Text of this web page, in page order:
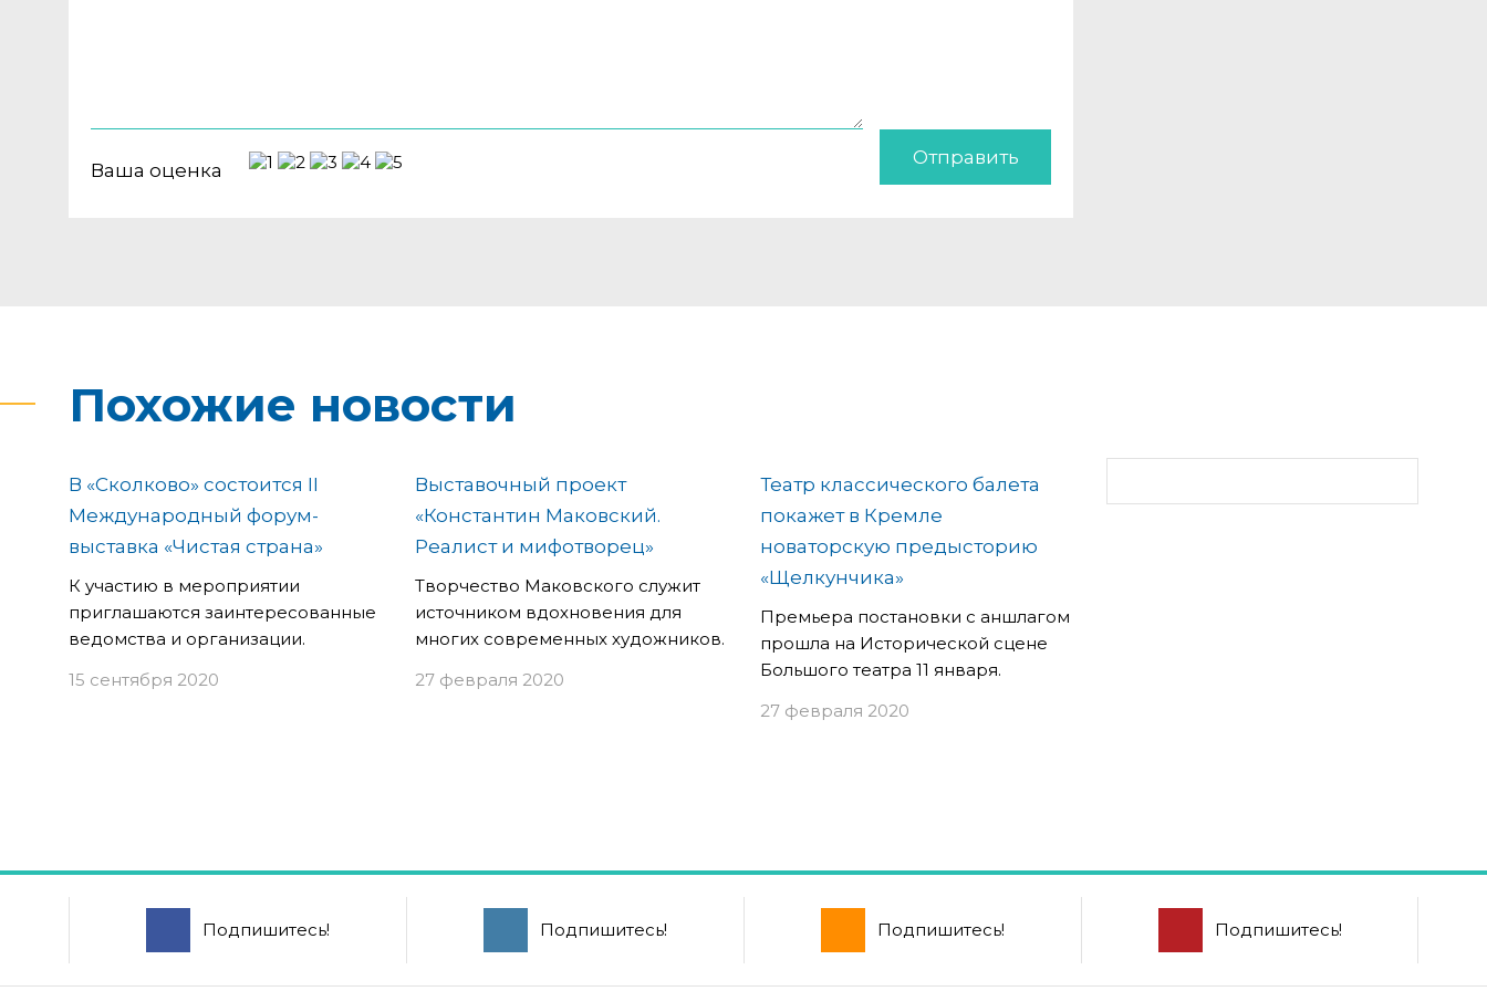
Ваша оценка
Отправить
Похожие новости
В «Сколково» состоится II
Международный форум-
выставка «Чистая страна»
К участию в мероприятии
приглашаются заинтересованные
ведомства и организации.
15 сентября 2020
Выставочный проект
«Константин Маковский.
Реалист и мифотворец»
Творчество Маковского служит
источником вдохновения для
многих современных художников.
27 февраля 2020
Театр классического балета
покажет в Кремле
новаторскую предысторию
«Щелкунчика»
Премьера постановки с аншлагом
прошла на Исторической сцене
Большого театра 11 января.
27 февраля 2020
Подпишитесь! Подпишитесь! Подпишитесь! Подпишитесь!